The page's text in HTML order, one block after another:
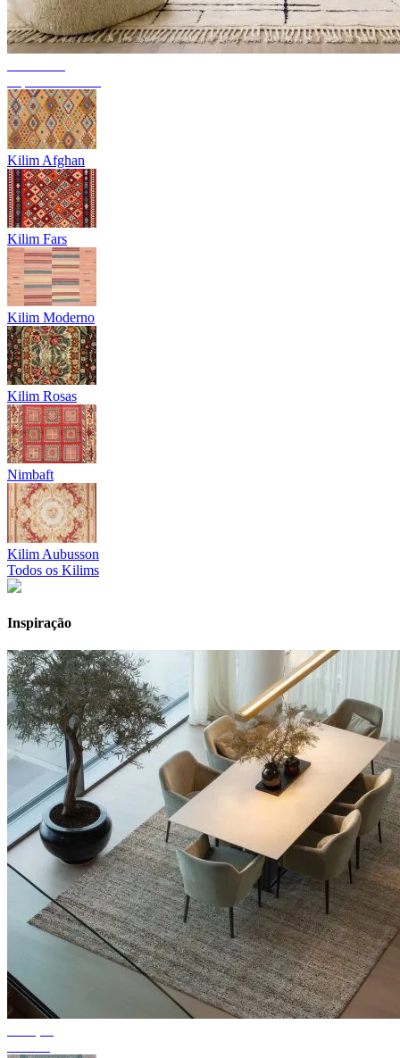
Kilim Afghan
Kilim Fars
Kilim Moderno
Kilim Rosas
Nimbaft
Kilim Aubusson
Todos os Kilims
Inspiração